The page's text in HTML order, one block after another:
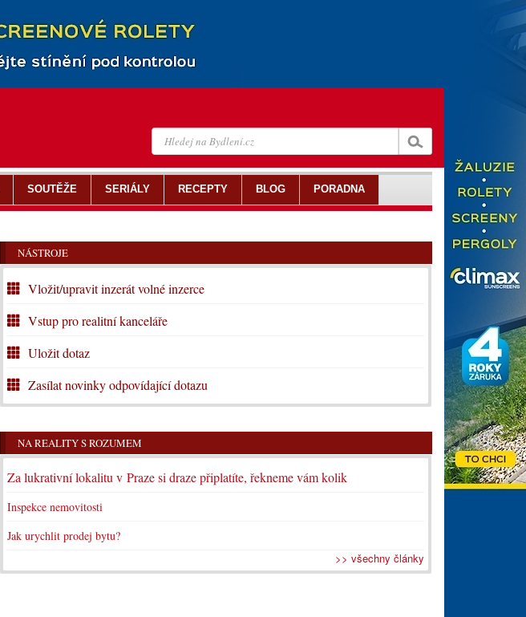
SOUTĚŽE SERIÁLY RECEPTY BLOG PORADNA
NÁSTROJE
Vložit/upravit inzerát volné inzerce
Vstup pro realitní kanceláře
Uložit dotaz
Zasílat novinky odpovídající dotazu
NA REALITY S ROZUMEM
Za lukrativní lokalitu v Praze si draze připlatíte, řekneme vám kolik
Inspekce nemovitosti
Jak urychlit prodej bytu?
>> všechny články